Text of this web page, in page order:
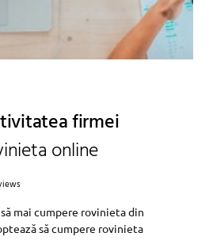
firmei
online
mai cumpere rovinieta din
să cumpere rovinieta